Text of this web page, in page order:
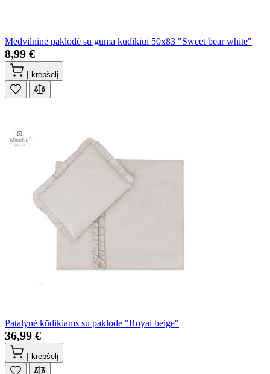
Medvilninė paklodė su guma kūdikiui 50x83 "Sweet bear white"
8,99 €
Į krepšelį
Patalynė kūdikiams su paklode "Royal beige"
36,99 €
Į krepšelį